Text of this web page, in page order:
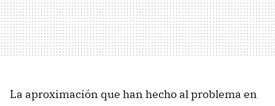
La aproximación que han hecho al problema en